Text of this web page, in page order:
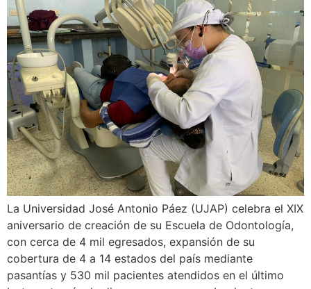
La Universidad José Antonio Páez (UJAP) celebra el XIX
aniversario de creación de su Escuela de Odontología,
con cerca de 4 mil egresados, expansión de su
cobertura de 4 a 14 estados del país mediante
pasantías y 530 mil pacientes atendidos en el último